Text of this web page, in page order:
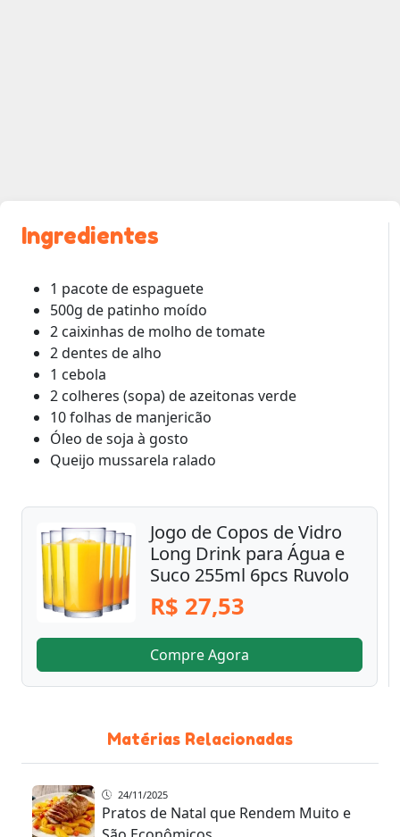
Ingredientes
1 pacote de espaguete
500g de patinho moído
2 caixinhas de molho de tomate
2 dentes de alho
1 cebola
2 colheres (sopa) de azeitonas verde
10 folhas de manjericão
Óleo de soja à gosto
Queijo mussarela ralado
Jogo de Copos de Vidro
Long Drink para Água e
Suco 255ml 6pcs Ruvolo
R$ 27,53
Compre Agora
Matérias Relacionadas
24/11/2025
Pratos de Natal que Rendem Muito e